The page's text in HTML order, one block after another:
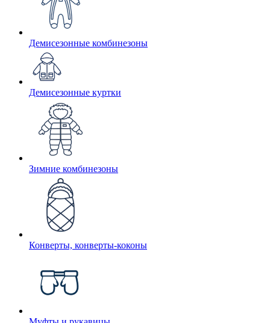
Демисезонные комбинезоны
Демисезонные куртки
Зимние комбинезоны
Конверты, конверты-коконы